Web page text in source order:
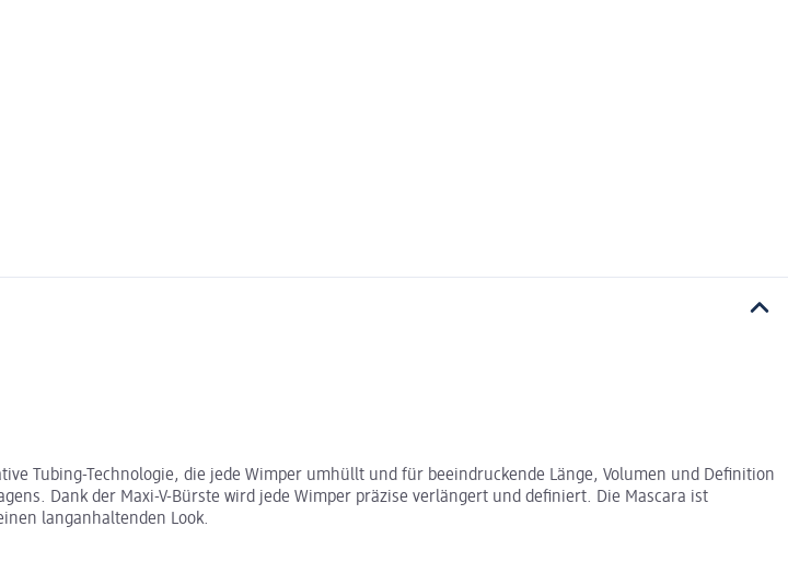
Tubing-Technologie, die jede Wimper umhüllt und für beeindruckende Länge, Volumen und Definition
Dank der Maxi-V-Bürste wird jede Wimper präzise verlängert und definiert. Die Mascara ist
langanhaltenden Look.